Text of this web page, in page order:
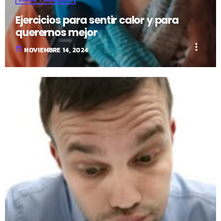
Ejercicios para sentir calor y para
querernos mejor
today NOVIEMBRE 14, 2024 more_vert
fast_forward 00:00:00 - Inicio